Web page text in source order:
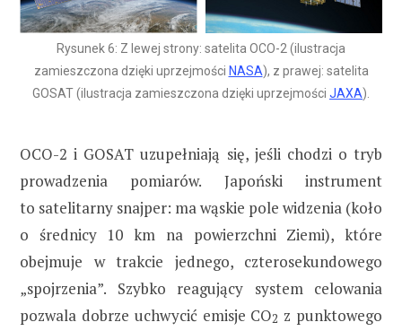
Rysunek 6: Z lewej strony: satelita OCO-2 (ilustracja
zamieszczona dzięki uprzejmości NASA), z prawej: satelita
GOSAT (ilustracja zamieszczona dzięki uprzejmości JAXA).
OCO-2 i GOSAT uzupełniają się, jeśli chodzi o tryb
prowadzenia pomiarów. Japoński instrument
to satelitarny snajper: ma wąskie pole widzenia (koło
o średnicy 10 km na powierzchni Ziemi), które
obejmuje w trakcie jednego, czterosekundowego
„spojrzenia”. Szybko reagujący system celowania
pozwala dobrze uchwycić emisje CO2 z punktowego